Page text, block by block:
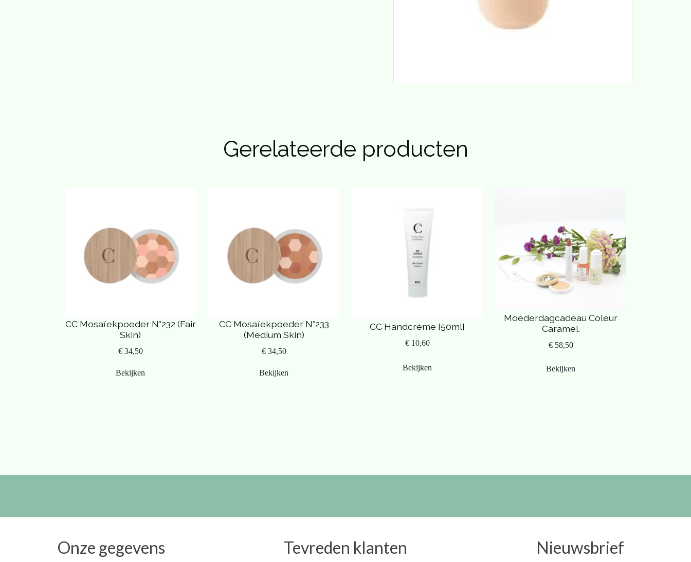
Gerelateerde producten
CC Mosaïekpoeder N°232 (Fair
Skin)
€ 34,50
Bekijken
CC Mosaïekpoeder N°233
(Medium Skin)
€ 34,50
Bekijken
CC Handcrème [50ml]
€ 10,60
Bekijken
Moederdagcadeau Coleur
Caramel.
€ 58,50
Bekijken
Onze gegevens Tevreden klanten Nieuwsbrief